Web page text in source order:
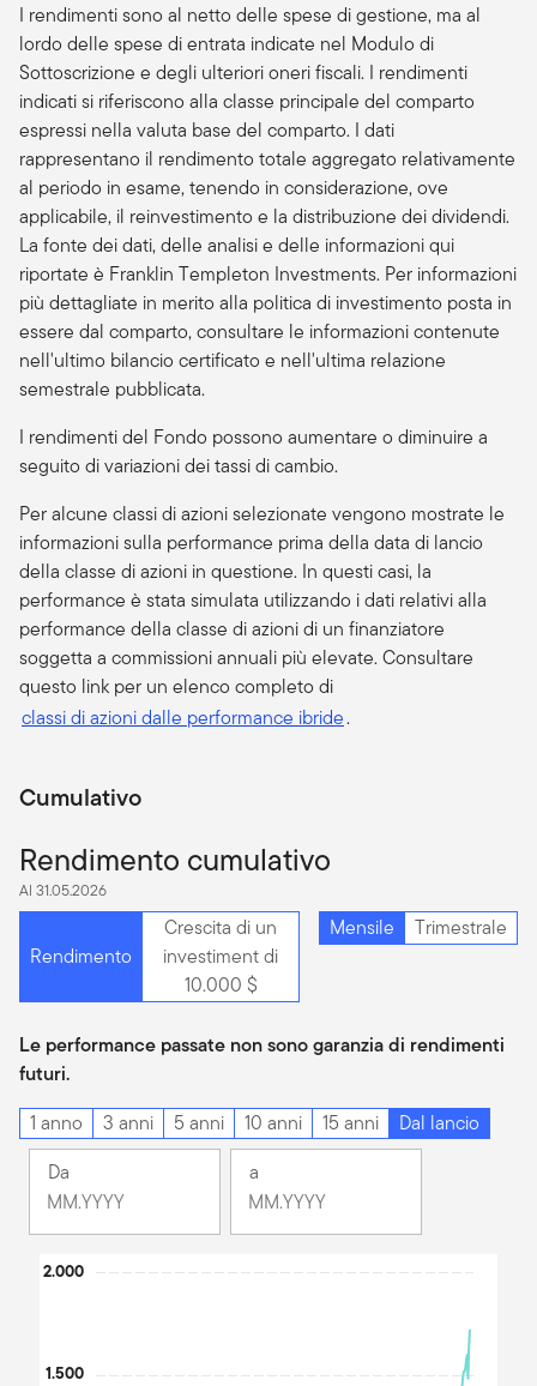
I rendimenti sono al netto delle spese di gestione, ma al
lordo delle spese di entrata indicate nel Modulo di
Sottoscrizione e degli ulteriori oneri fiscali. I rendimenti
indicati si riferiscono alla classe principale del comparto
espressi nella valuta base del comparto. I dati
rappresentano il rendimento totale aggregato relativamente
al periodo in esame, tenendo in considerazione, ove
applicabile, il reinvestimento e la distribuzione dei dividendi.
La fonte dei dati, delle analisi e delle informazioni qui
riportate è Franklin Templeton Investments. Per informazioni
più dettagliate in merito alla politica di investimento posta in
essere dal comparto, consultare le informazioni contenute
nell'ultimo bilancio certificato e nell'ultima relazione
semestrale pubblicata.
I rendimenti del Fondo possono aumentare o diminuire a
seguito di variazioni dei tassi di cambio.
Per alcune classi di azioni selezionate vengono mostrate le
informazioni sulla performance prima della data di lancio
della classe di azioni in questione. In questi casi, la
performance è stata simulata utilizzando i dati relativi alla
performance della classe di azioni di un finanziatore
soggetta a commissioni annuali più elevate. Consultare
questo link per un elenco completo di
classi di azioni dalle performance ibride.
Cumulativo
Rendimento cumulativo
Al 31.05.2026
Rendimento
Crescita di un
investiment di
10.000 $
Mensile Trimestrale
Le performance passate non sono garanzia di rendimenti
futuri.
1 anno
3 anni 5 anni 10 anni 15 anni
Dal lancio
Da
Cambiamento
selezionato
a
selezionato
Chart
The chart has 1 X axis displaying Time. Data ranges from
The chart has 1 Y axis displaying values. Data ranges from
1.500
2.000